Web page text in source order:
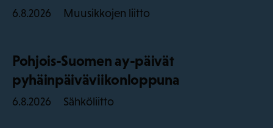
6.8.2026 Muusikkojen liitto
Pohjois-Suomen ay-päivät
pyhäinpäiväviikonloppuna
6.8.2026 Sähköliitto